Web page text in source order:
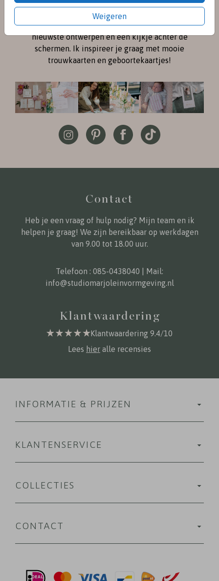
Weigeren
SOCIAL MEDIA
Volg me online viaInstagramenPinterestvoor de
nieuwste ontwerpen en een kijkje achter de
schermen. Ik inspireer je graag met mooie
trouwkaarten en geboortekaartjes!
Contact
Heb je een vraag of hulp nodig? Mijn team en ik
helpen je graag! We zijn bereikbaar op werkdagen
van 9.00 tot 18.00 uur.
Telefoon : 085-0438040 | Mail:
info@studiomarjoleinvormgeving.nl
Klantwaardering
Klantwaardering 9.4/10
Lees hier alle recensies
INFORMATIE & PRIJZEN
KLANTENSERVICE
COLLECTIES
CONTACT